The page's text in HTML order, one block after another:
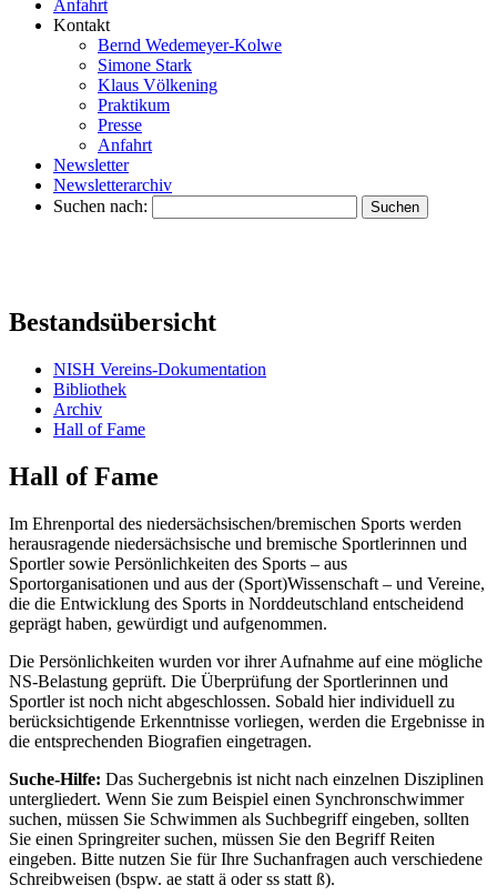
Anfahrt
Kontakt
Bernd Wedemeyer-Kolwe
Simone Stark
Klaus Völkening
Praktikum
Presse
Anfahrt
Newsletter
Newsletterarchiv
Suchen nach:
Bestandsübersicht
NISH Vereins-Dokumentation
Bibliothek
Archiv
Hall of Fame
Hall of Fame
Im Ehrenportal des niedersächsischen/bremischen Sports werden
herausragende niedersächsische und bremische Sportlerinnen und
Sportler sowie Persönlichkeiten des Sports – aus
Sportorganisationen und aus der (Sport)Wissenschaft – und Vereine,
die die Entwicklung des Sports in Norddeutschland entscheidend
geprägt haben, gewürdigt und aufgenommen.
Die Persönlichkeiten wurden vor ihrer Aufnahme auf eine mögliche
NS-Belastung geprüft. Die Überprüfung der Sportlerinnen und
Sportler ist noch nicht abgeschlossen. Sobald hier individuell zu
berücksichtigende Erkenntnisse vorliegen, werden die Ergebnisse in
die entsprechenden Biografien eingetragen.
Suche-Hilfe: Das Suchergebnis ist nicht nach einzelnen Disziplinen
untergliedert. Wenn Sie zum Beispiel einen Synchronschwimmer
suchen, müssen Sie Schwimmen als Suchbegriff eingeben, sollten
Sie einen Springreiter suchen, müssen Sie den Begriff Reiten
eingeben. Bitte nutzen Sie für Ihre Suchanfragen auch verschiedene
Schreibweisen (bspw. ae statt ä oder ss statt ß).